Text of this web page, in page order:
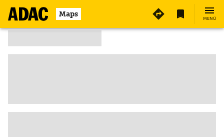
Maps MENÜ